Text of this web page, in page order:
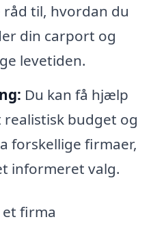
til, hvordan du
din carport og
levetiden.
Du kan få hjælp
budget og
forskellige firmaer,
informeret valg.
firma